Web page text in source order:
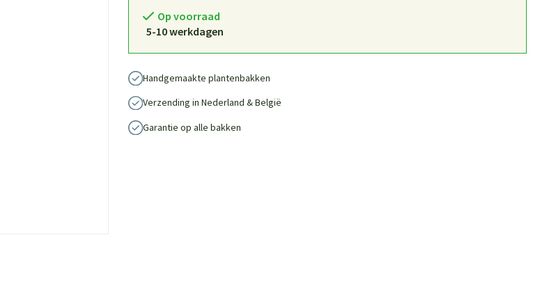
Op voorraad
5-10 werkdagen
Handgemaakte plantenbakken
Verzending in Nederland & België
Garantie op alle bakken